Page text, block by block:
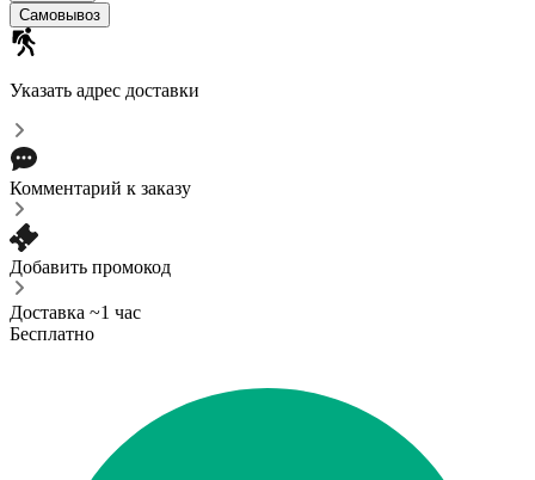
Самовывоз
Указать адрес доставки
Комментарий к заказу
Добавить промокод
Доставка ~1 час
Бесплатно